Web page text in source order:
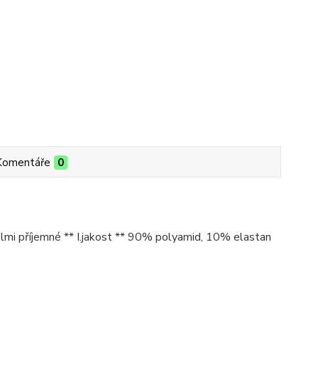
0
příjemné ** I.jakost ** 90% polyamid, 10% elastan